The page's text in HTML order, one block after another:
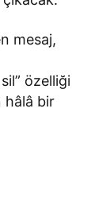
mesaj,
özelliği
hâlâ bir